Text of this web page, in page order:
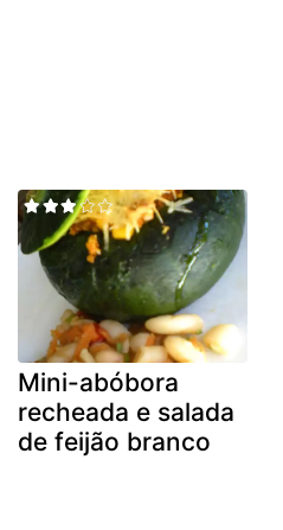
Mini-abóbora
recheada e salada
de feijão branco